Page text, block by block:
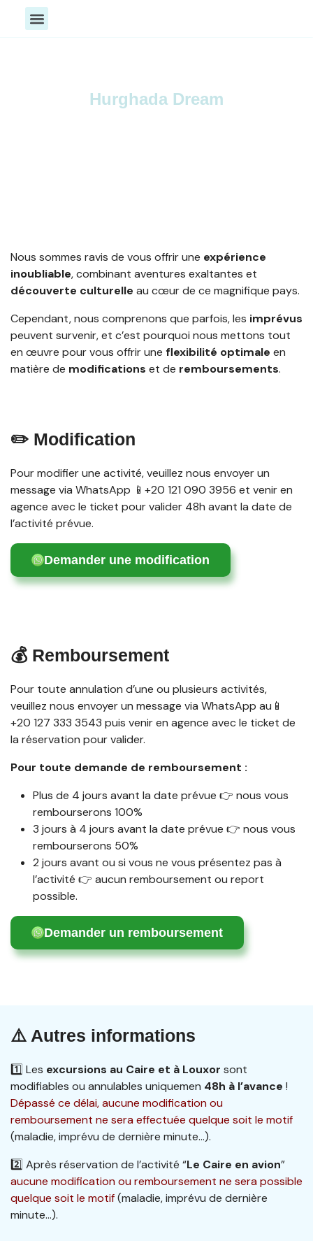
Hurghada Dream
Nous sommes ravis de vous offrir une expérience
inoubliable, combinant aventures exaltantes et
découverte culturelle au cœur de ce magnifique pays.
Cependant, nous comprenons que parfois, les imprévus
peuvent survenir, et c’est pourquoi nous mettons tout
en œuvre pour vous offrir une flexibilité optimale en
matière de modifications et de remboursements.
✏️ Modification
Pour modifier une activité, veuillez nous envoyer un
message via WhatsApp 📱+20 121 090 3956 et venir en
agence avec le ticket pour valider 48h avant la date de
l’activité prévue.
Demander une modification
💰 Remboursement
Pour toute annulation d’une ou plusieurs activités,
veuillez nous envoyer un message via WhatsApp au📱
+20 127 333 3543 puis venir en agence avec le ticket de
la réservation pour valider.
Pour toute demande de remboursement :
Plus de 4 jours avant la date prévue 👉 nous vous
rembourserons 100%
3 jours à 4 jours avant la date prévue 👉 nous vous
rembourserons 50%
2 jours avant ou si vous ne vous présentez pas à
l’activité 👉 aucun remboursement ou report
possible.
Demander un remboursement
⚠️ Autres informations
1️⃣ Les excursions au Caire et à Louxor sont
modifiables ou annulables uniquemen 48h à l’avance !
Dépassé ce délai, aucune modification ou
remboursement ne sera effectuée quelque soit le motif
(maladie, imprévu de dernière minute…).
2️⃣ Après réservation de l’activité “Le Caire en avion”
aucune modification ou remboursement ne sera possible
quelque soit le motif(maladie, imprévu de dernière
minute…).